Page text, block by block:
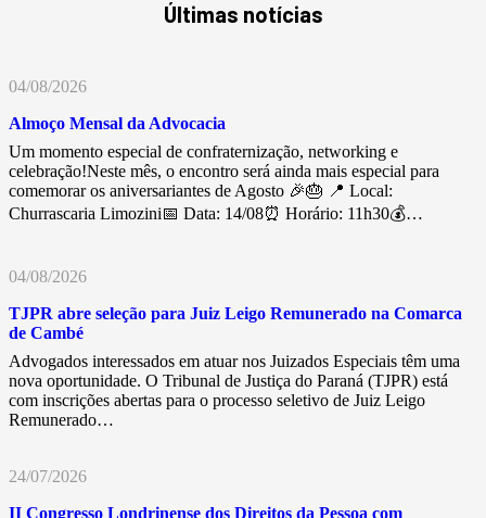
Últimas notícias
04/08/2026
Almoço Mensal da Advocacia
Um momento especial de confraternização, networking e
celebração!Neste mês, o encontro será ainda mais especial para
comemorar os aniversariantes de Agosto 🎉🎂 📍 Local:
Churrascaria Limozini📅 Data: 14/08⏰ Horário: 11h30💰…
04/08/2026
TJPR abre seleção para Juiz Leigo Remunerado na Comarca
de Cambé
Advogados interessados em atuar nos Juizados Especiais têm uma
nova oportunidade. O Tribunal de Justiça do Paraná (TJPR) está
com inscrições abertas para o processo seletivo de Juiz Leigo
Remunerado…
24/07/2026
II Congresso Londrinense dos Direitos da Pessoa com